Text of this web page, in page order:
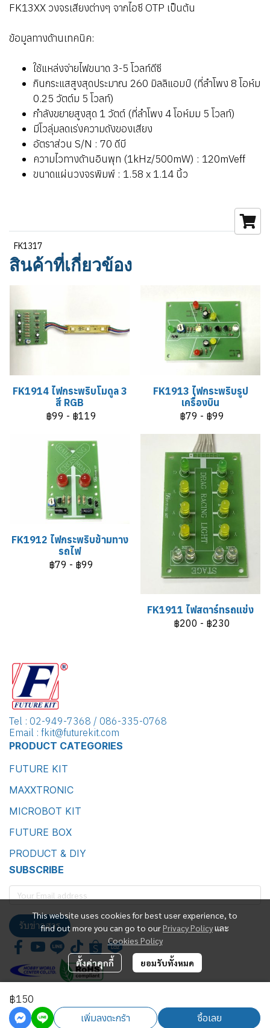
FK13XX วงจรเสียงต่างๆ จากไอซี OTP เป็นต้น
ข้อมูลทางด้านเทคนิค:
ใช้แหล่งจ่ายไฟขนาด 3-5 โวลท์ดีซี
กินกระแสสูงสุดประมาณ 260 มิลลิแอมป์ (ที่ลำโพง 8 โอห์ม
0.25 วัตต์ม 5 โวลท์)
กำลังขยายสูงสุด 1 วัตต์ (ที่ลำโพง 4 โอห์มม 5 โวลท์)
มีโวลุ่มลดเร่งความดังของเสียง
อัตราส่วน S/N : 70 ดีบี
ความไวทางด้านอินพุท (1kHz/500mW) : 120mVeff
ขนาดแผ่นวงจรพิมพ์ : 1.58 x 1.14 นิ้ว
FK1317
สินค้าที่เกี่ยวข้อง
FK1914 ไฟกระพริบโมดูล 3
สี RGB
฿99 - ฿119
FK1913 ไฟกระพริบรูป
เครื่องบิน
฿79 - ฿99
FK1912 ไฟกระพริบข้ามทาง
รถไฟ
฿79 - ฿99
FK1911 ไฟสตาร์ทรถแข่ง
฿200 - ฿230
฿150
เพิ่มลงตะกร้า ซื้อเลย
This website uses cookies for best user experience, to
find out more you can go to ourPrivacy Policyและ
Cookies Policy
ตั้งค่าคุกกี้ ยอมรับทั้งหมด
Tel : 02-949-7368 / 086-335-0768
Email : fkit@futurekit.com
PRODUCT CATEGORIES
FUTURE KIT
MAXXTRONIC
MICROBOT KIT
FUTURE BOX
PRODUCT & DIY
SUBSCRIBE
รับข่าวสาร
Future Kit Marketing Co., Ltd.